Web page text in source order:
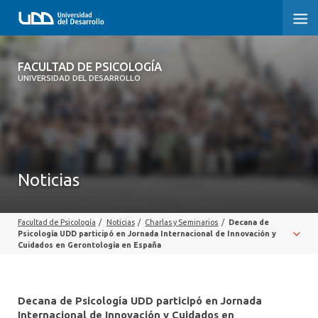
FACULTAD DE PSICOLOGÍA
UNIVERSIDAD DEL DESARROLLO
FACULTAD DE PSICOLOGÍA
POSTGRADOS Y EDUCACIÓN CONTINUA
Noticias
Facultad de Psicología / Noticias / Charlas y Seminarios /
Decana de
Psicología UDD participó en Jornada Internacional de Innovación y
Cuidados en Gerontología en España
Decana de Psicología UDD participó en Jornada
Internacional de Innovación y Cuidados en